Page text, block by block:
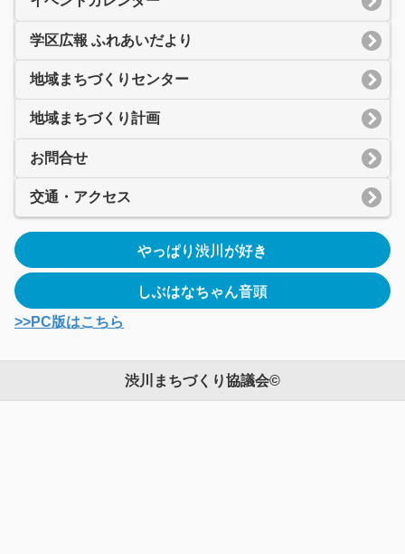
学区広報 ふれあいだより
地域まちづくりセンター
地域まちづくり計画
お問合せ
交通・アクセス
やっぱり渋川が好き
しぶはなちゃん音頭
>>PC版はこちら
渋川まちづくり協議会©